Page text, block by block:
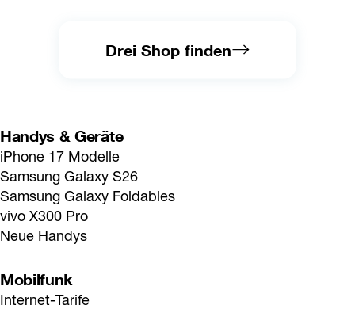
Drei Shop finden
Handys & Geräte
iPhone 17 Modelle
Samsung Galaxy S26
Samsung Galaxy Foldables
vivo X300 Pro
Neue Handys
Mobilfunk
Internet-Tarife